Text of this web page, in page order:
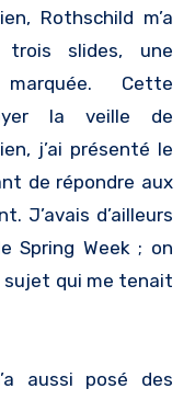
Rothschild m’a
trois slides, une
Cette
la veille de
j’ai présenté le
de répondre aux
J’avais d’ailleurs
Spring Week ; on
sujet qui me tenait
aussi posé des